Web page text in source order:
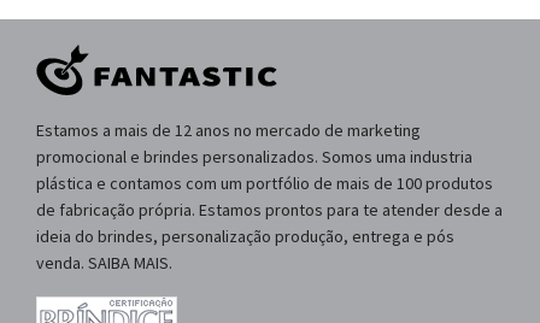
Estamos a mais de 12 anos no mercado de marketing
promocional e brindes personalizados. Somos uma industria
plástica e contamos com um portfólio de mais de 100 produtos
de fabricação própria. Estamos prontos para te atender desde a
ideia do brindes, personalização produção, entrega e pós
venda. SAIBA MAIS.